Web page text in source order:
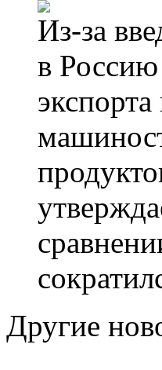
Из-за
в Россию
Другие